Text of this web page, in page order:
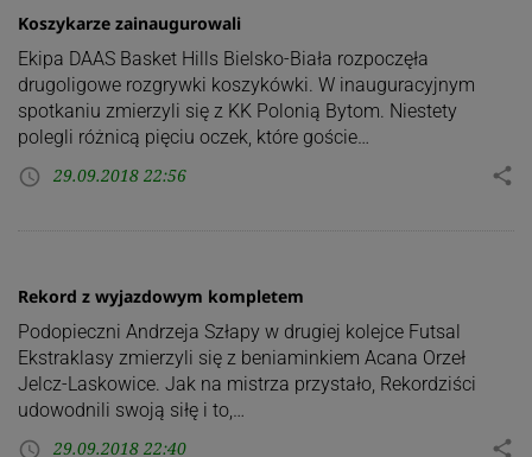
Koszykarze zainaugurowali
Ekipa DAAS Basket Hills Bielsko-Biała rozpoczęła
drugoligowe rozgrywki koszykówki. W inauguracyjnym
spotkaniu zmierzyli się z KK Polonią Bytom. Niestety
polegli różnicą pięciu oczek, które goście…
access_time 29.09.2018 22:56 share
Rekord z wyjazdowym kompletem
Podopieczni Andrzeja Szłapy w drugiej kolejce Futsal
Ekstraklasy zmierzyli się z beniaminkiem Acana Orzeł
Jelcz-Laskowice. Jak na mistrza przystało, Rekordziści
udowodnili swoją siłę i to,…
access_time 29.09.2018 22:40 share